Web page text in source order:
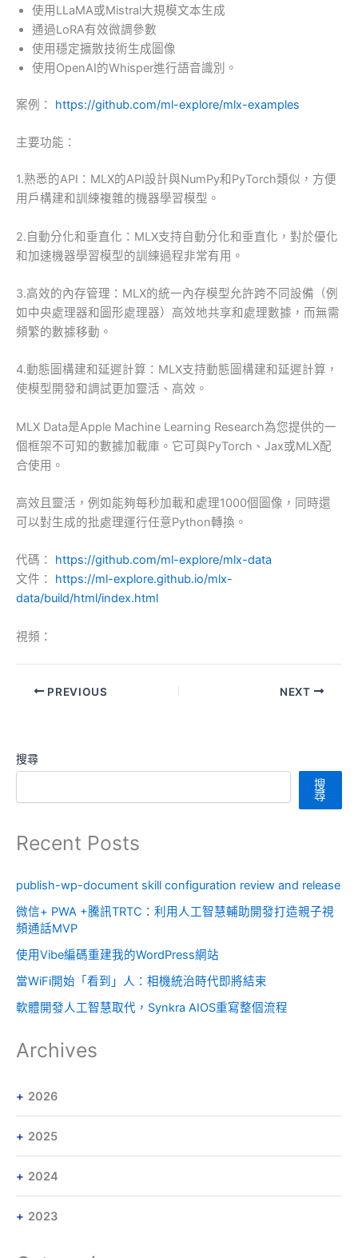
使用LLaMA或Mistral大規模文本生成
通過LoRA有效微調參數
使用穩定擴散技術生成圖像
使用OpenAI的Whisper進行語音識別。
案例： https://github.com/ml-explore/mlx-examples
主要功能：
1.熟悉的API：MLX的API設計與NumPy和PyTorch類似，方便
用戶構建和訓練複雜的機器學習模型。
2.自動分化和垂直化：MLX支持自動分化和垂直化，對於優化
和加速機器學習模型的訓練過程非常有用。
3.高效的內存管理：MLX的統一內存模型允許跨不同設備（例
如中央處理器和圖形處理器）高效地共享和處理數據，而無需
頻繁的數據移動。
4.動態圖構建和延遲計算：MLX支持動態圖構建和延遲計算，
使模型開發和調試更加靈活、高效。
MLX Data是Apple Machine Learning Research為您提供的一
個框架不可知的數據加載庫。它可與PyTorch、Jax或MLX配
合使用。
高效且靈活，例如能夠每秒加載和處理1000個圖像，同時還
可以對生成的批處理運行任意Python轉換。
代碼： https://github.com/ml-explore/mlx-data
文件： https://ml-explore.github.io/mlx-
data/build/html/index.html
視頻：
PREVIOUS NEXT
搜尋
搜
尋
Recent Posts
publish-wp-document skill configuration review and release
微信+ PWA +騰訊TRTC：利用人工智慧輔助開發打造親子視
頻通話MVP
使用Vibe編碼重建我的WordPress網站
當WiFi開始「看到」人：相機統治時代即將結束
軟體開發人工智慧取代，Synkra AIOS重寫整個流程
Archives
2026
2025
2024
2023